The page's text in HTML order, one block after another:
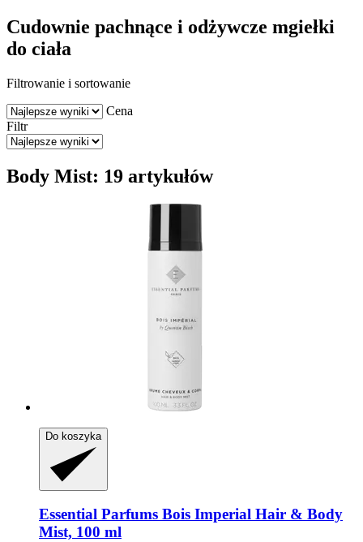
Cudownie pachnące i odżywcze mgiełki
do ciała
Filtrowanie i sortowanie
Cena
Filtr
Body Mist: 19 artykułów
Do koszyka
Essential Parfums Bois Imperial Hair & Body
Mist, 100 ml